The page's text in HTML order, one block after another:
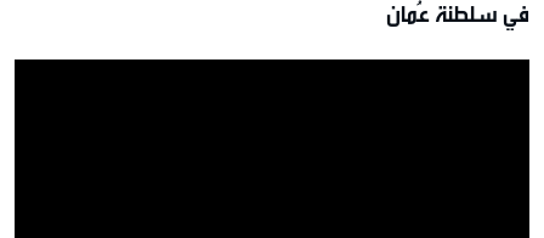
في سلطنة عُمان